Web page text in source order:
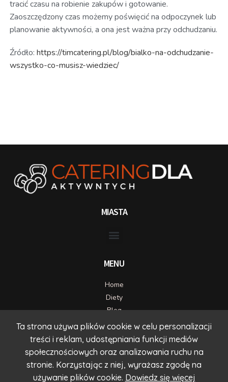
tracić czasu na robienie zakupów i gotowanie.
Zaoszczędzony czas możemy poświęcić na odpoczynek lub
planowanie aktywności, a ona jest ważna przy odchudzaniu.
Źródło: https://timcatering.pl/blog/bialko-na-odchudzanie-
wszystko-co-musisz-wiedziec/
MIASTA
MENU
Home
Diety
Blog
Kontakt
DANE KONTAKTOWE
kontakt@timcatering.com
71 725 70 80
Ta strona używa plików cookie w celu personalizacji
treści i reklam, udostępniania funkcji mediów
społecznościowych oraz analizowania ruchu na
stronie. Korzystając z niej, wyrażasz zgodę na
używanie plików cookie. Dowiedz się więcej